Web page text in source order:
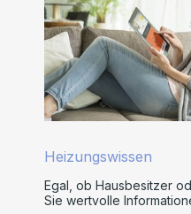
Heizungswissen
Egal, ob Hausbesitzer
Sie wertvolle